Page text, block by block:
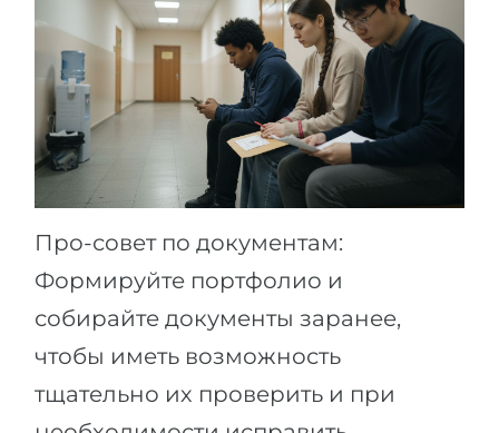
Про-совет по документам:
Формируйте портфолио и
собирайте документы заранее,
чтобы иметь возможность
тщательно их проверить и при